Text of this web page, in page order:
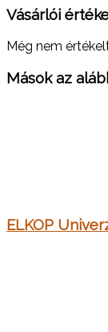
Vásárlói
Még nem
Mások az
ELKOP